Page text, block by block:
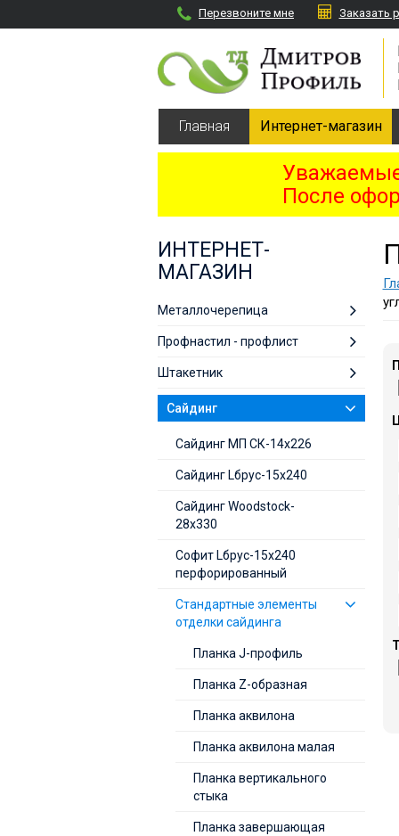
Перезвоните мне Заказать
Главная Интернет-магазин
После
ИНТЕРНЕТ-
МАГАЗИН
Металлочерепица
Профнастил - профлист
Штакетник
Сайдинг
Cайдинг МП СК-14х226
Сайдинг Lбрус-15х240
Сайдинг Woodstock-
28х330
Софит Lбрус-15х240
перфорированный
Стандартные элементы
отделки сайдинга
Планка J-профиль
Планка Z-образная
Планка аквилона
Планка аквилона малая
Планка вертикального
стыка
Планка завершающая